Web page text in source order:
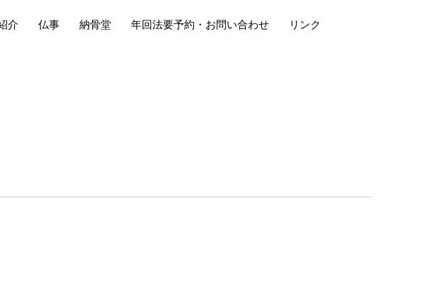
介 仏事 納骨堂 年回法要予約・お問い合わせ リンク